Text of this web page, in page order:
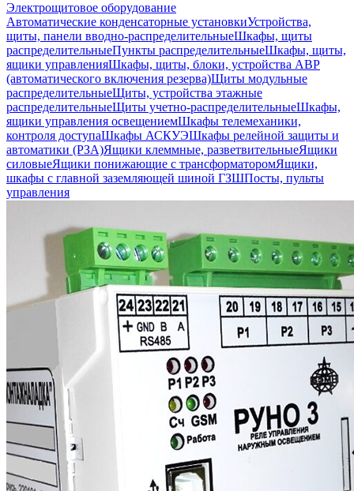
Электрощитовое оборудование
Автоматические конденсаторные установкиУстройства,
щиты, панели вводно-распределительныеШкафы, щиты
распределительныеПункты распределительныеШкафы, щиты,
ящики управленияШкафы, щиты, блоки, устройства АВР
(автоматического включения резерва)Щиты модульные
распределительныеЩиты, устройства этажные
распределительныеЩиты учетно-распределительныеШкафы,
ящики управления освещениемШкафы телемеханики,
контроля доступаШкафы АСКУЭШкафы релейной защиты и
автоматики (РЗА)Ящики клеммные, разветвительныеЯщики
силовыеЯщики понижающие с трансформаторомЯщики,
шкафы с главной заземляющей шиной ГЗШПосты, пульты
управления